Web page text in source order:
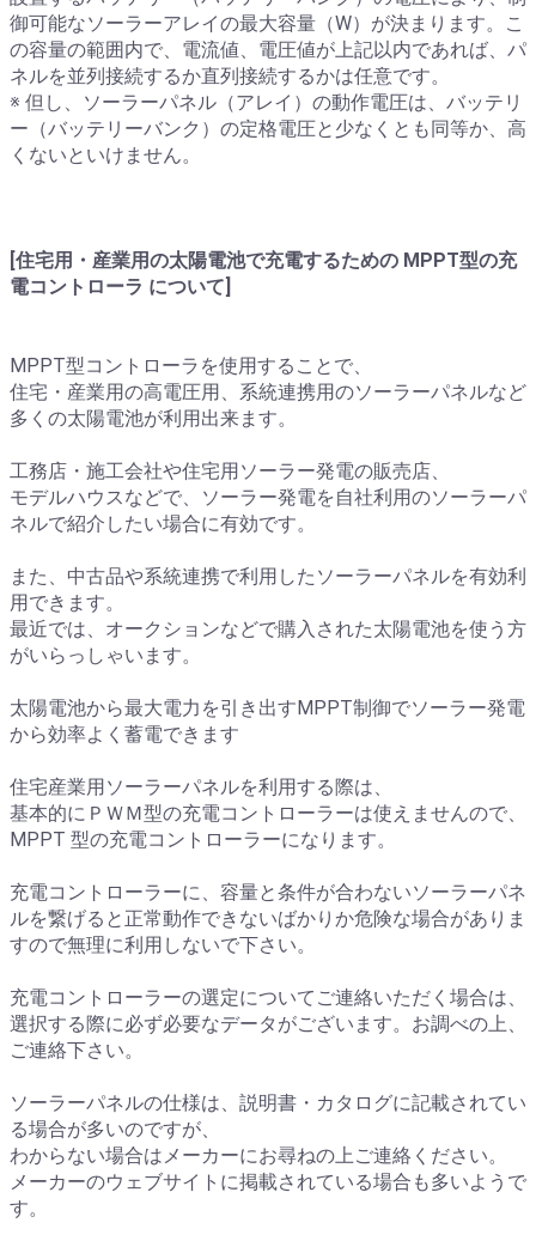
御可能なソーラーアレイの最大容量（W）が決まります。こ
の容量の範囲内で、電流値、電圧値が上記以内であれば、パ
ネルを並列接続するか直列接続するかは任意です。
※ 但し、ソーラーパネル（アレイ）の動作電圧は、バッテリ
ー（バッテリーバンク）の定格電圧と少なくとも同等か、高
くないといけません。
[住宅用・産業用の太陽電池で充電するための MPPT型の充
電コントローラ について]
MPPT型コントローラを使用することで、
住宅・産業用の高電圧用、系統連携用のソーラーパネルなど
多くの太陽電池が利用出来ます。
工務店・施工会社や住宅用ソーラー発電の販売店、
モデルハウスなどで、ソーラー発電を自社利用のソーラーパ
ネルで紹介したい場合に有効です。
また、中古品や系統連携で利用したソーラーパネルを有効利
用できます。
最近では、オークションなどで購入された太陽電池を使う方
がいらっしゃいます。
太陽電池から最大電力を引き出すMPPT制御でソーラー発電
から効率よく蓄電できます
住宅産業用ソーラーパネルを利用する際は、
​基本的にＰＷＭ型の充電コントローラーは使えませんので、
MPPT 型の充電コントローラーになります。
充電コントローラーに、容量と条件が合わないソーラーパネ
ルを繋げると正常動作できないばかりか危険な場合がありま
すので無理に利用しないで下さい。
充電コントローラーの選定についてご連絡いただく場合は、
選択する際に必ず必要なデータがございます。お調べの上、
ご連絡下さい。
ソーラーパネルの仕様は、説明書・カタログに記載されてい
る場合が多いのですが、
わからない場合はメーカーにお尋ねの上ご連絡ください。
メーカーのウェブサイトに掲載されている場合も多いようで
す。